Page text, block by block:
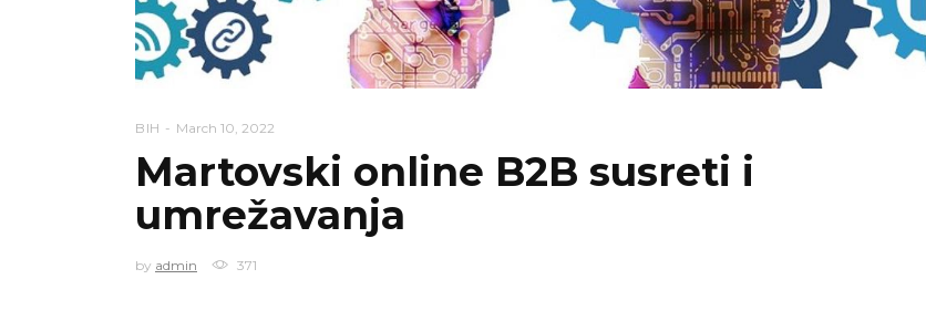
BIH March 10, 2022
Martovski online B2B susreti i
umrežavanja
by admin 371